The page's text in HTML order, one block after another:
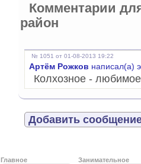
Комментарии
район
№ 1051 от 01-08-2013 19:22
Артём Рожков написал(а)
Колхозное -
Добавить
Главное
Занимательное